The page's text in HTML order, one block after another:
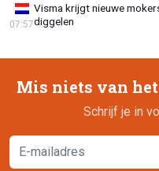
Visma krijgt nieuwe
diggelen
07:57
Mis niets van
Schrijf je in